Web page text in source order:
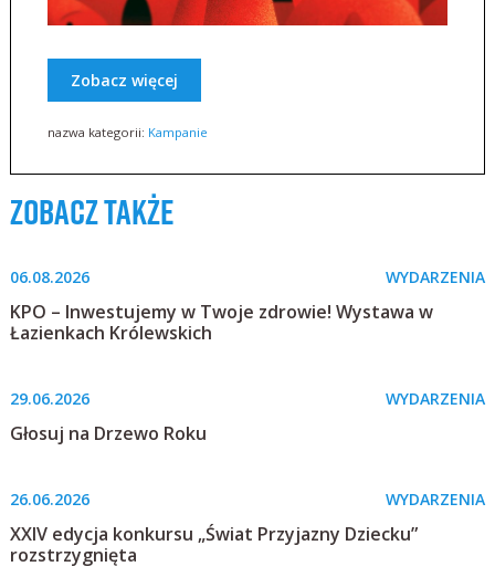
Zobacz więcej
nazwa kategorii: Kampanie
zobacz także
06.08.2026 WYDARZENIA
KPO – Inwestujemy w Twoje zdrowie! Wystawa w
Łazienkach Królewskich
29.06.2026 WYDARZENIA
Głosuj na Drzewo Roku
26.06.2026 WYDARZENIA
XXIV edycja konkursu „Świat Przyjazny Dziecku”
rozstrzygnięta